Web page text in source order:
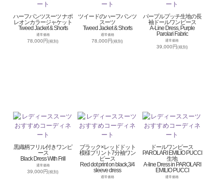
ハーフパンツスーツ ナポ
レオンカラージャケット
Tweed Jacket & Shorts
通常価格
78,000円(税別)
ツイードのハーフパンツ
スーツ
Tweed Jacket & Shorts
通常価格
78,000円(税別)
パープルプッチ生地の長
袖ドールワンピース
A-Line Dress, Purple
Parolari Fabric
通常価格
39,000円(税別)
黒織柄フリル付きワンピ
ース
Black Dress With Frill
通常価格
39,000円(税別)
ブラック×レッドドット
模様プリント7分袖ワン
ピース
Red dot print on black,3/4
sleeve dress
通常価格
ドールワンピース
PAROLARI EMILIO PUCCI
生地
A-line Dress in PAROLARI
EMILIO PUCCI
通常価格